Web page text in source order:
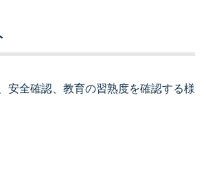
安全確認、教育の習熟度を確認する様